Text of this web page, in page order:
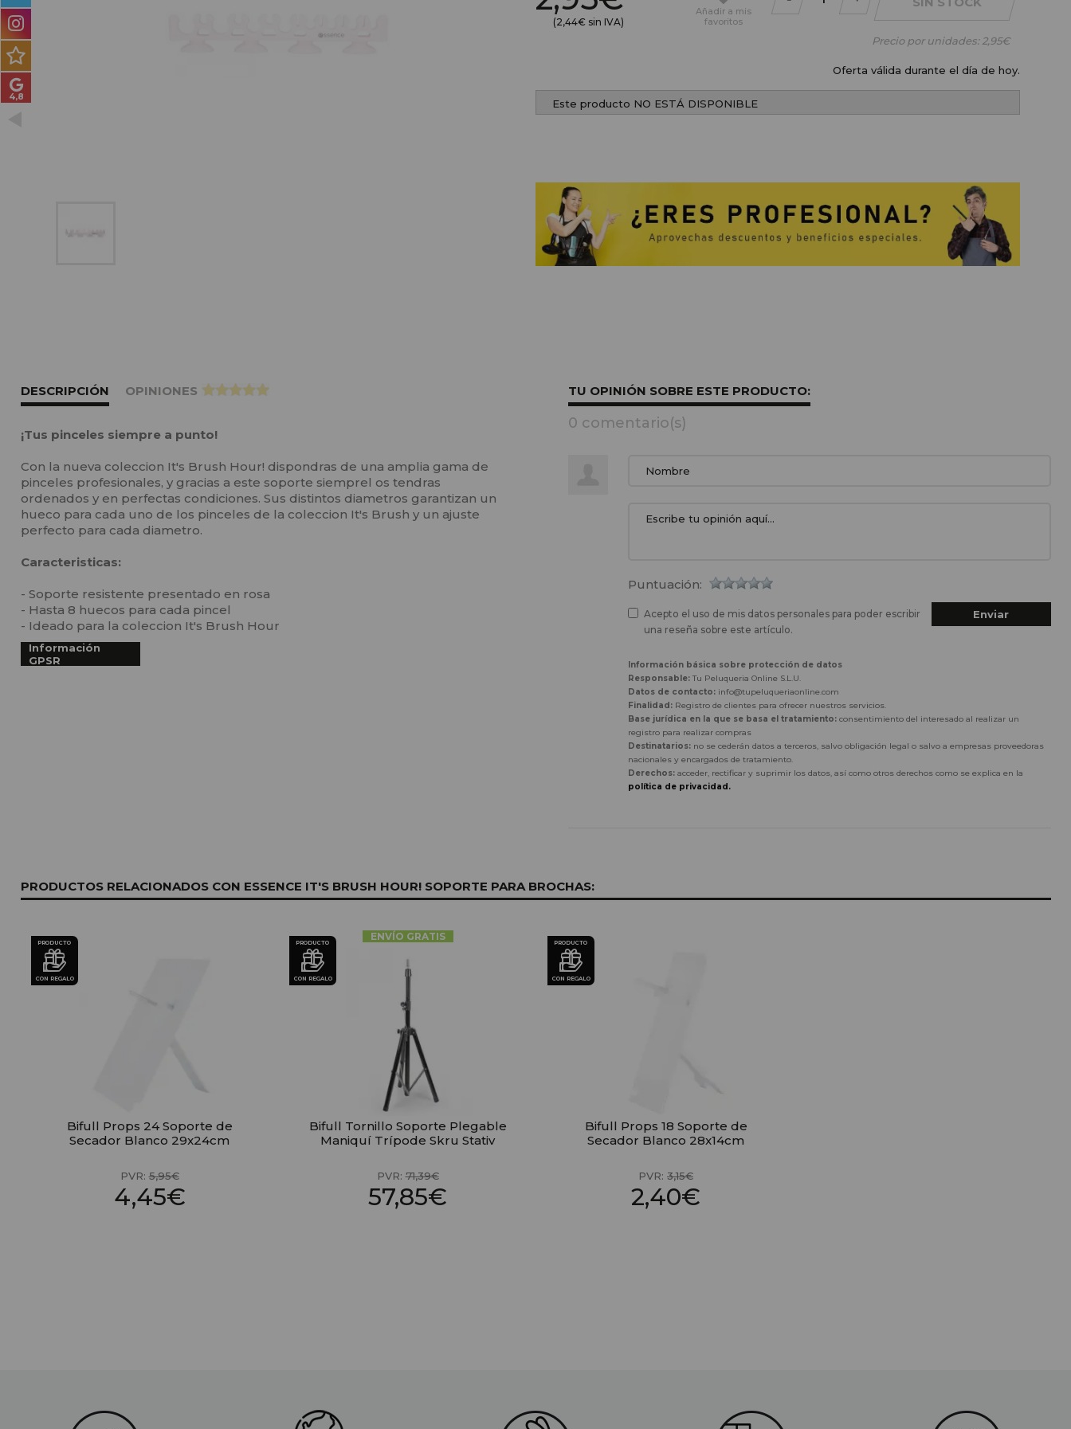
PACKS DE REGALO
(2,44€ sin IVA)
Añadira mis
favoritos
Precio por unidades: 2,95€
Oferta válida durante el día de hoy.
Este producto NO ESTÁ DISPONIBLE
DESCRIPCIÓN OPINIONES >
¡Tus pinceles siempre a punto!
Con la nueva coleccion It's Brush Hour! dispondras de una amplia gama de
pinceles profesionales, y gracias a este soporte siemprel os tendras
ordenados y en perfectas condiciones. Sus distintos diametros garantizan un
hueco para cada uno de los pinceles de la coleccion It's Brush y un ajuste
perfecto para cada diametro.
Caracteristicas:
- Soporte resistente presentado en rosa
- Hasta 8 huecos para cada pincel
- Ideado para la coleccion It's Brush Hour
Información
GPSR
TU OPINIÓN SOBRE ESTE PRODUCTO:
0 comentario(s)
Puntuación:
Acepto el uso de mis datos personales para poder escribir
una reseña sobre este artículo.
Información básica sobre protección de datos
Responsable:Tu Peluqueria Online S.L.U.
Datos de contacto:info@tupeluqueriaonline.com
Finalidad:Registro de clientes para ofrecer nuestros servicios.
Base jurídica en la que se basa el tratamiento:consentimiento del interesado al realizar un
registro para realizar compras
Destinatarios:no se cederán datos a terceros, salvo obligación legal o salvo a empresas proveedoras
nacionales y encargados de tratamiento.
Derechos:acceder, rectificar y suprimir los datos, así como otros derechos como se explica en la
política de privacidad.
PRODUCTOS RELACIONADOS CON ESSENCE IT'S BRUSH HOUR! SOPORTE PARA BROCHAS:
PRODUCTO
CON REGALO
Bifull Props 24 Soporte de
Secador Blanco 29x24cm
PVR:5,95€
4,45€
PRODUCTO
CON REGALO
ENVÍO GRATIS
Bifull Tornillo Soporte Plegable
Maniquí Trípode Skru Stativ
PVR:71,39€
57,85€
PRODUCTO
CON REGALO
Bifull Props 18 Soporte de
Secador Blanco 28x14cm
PVR: 3,15€
2,40€